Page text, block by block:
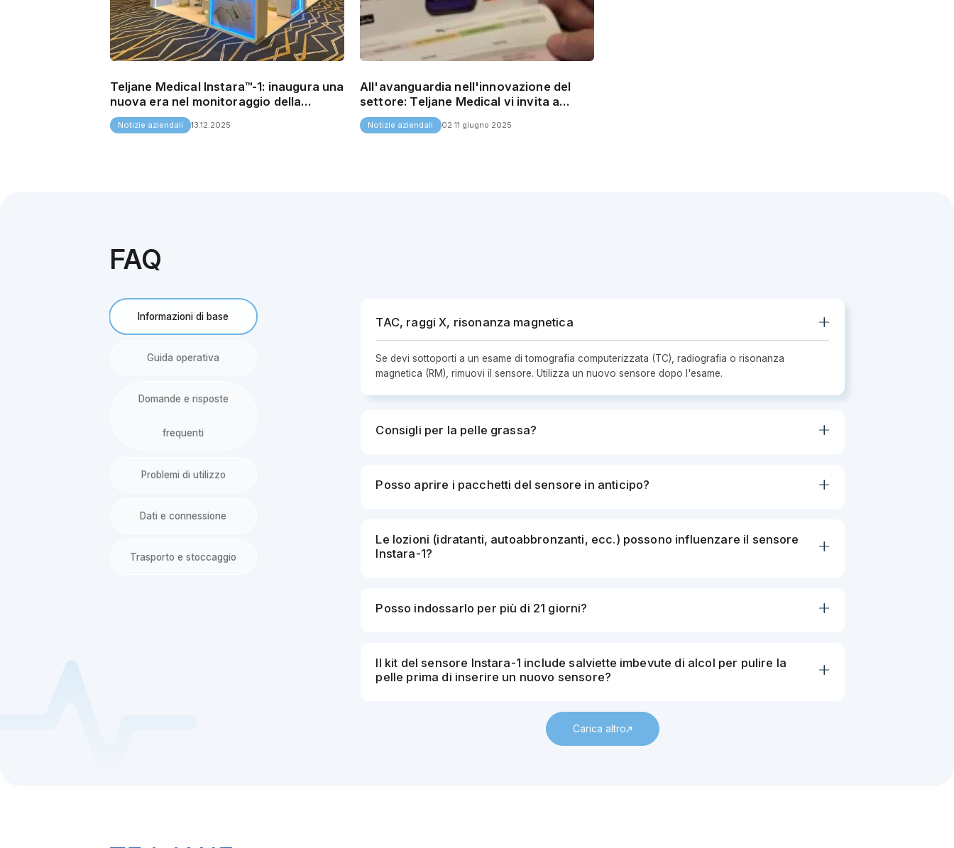
Teljane Medical Instara™-1: inaugura una
nuova era nel monitoraggio della
glicemia su tre settimane.
Notizie aziendali 13.12.2025
All'avanguardia nell'innovazione del
settore: Teljane Medical vi invita a
visitarci alla fiera ATTD-ASIA 2025.
Notizie aziendali 02 11 giugno 2025
FAQ
Informazioni di base
Guida operativa
Domande e risposte
frequenti
Problemi di utilizzo
Dati e connessione
Trasporto e stoccaggio
TAC, raggi X, risonanza magnetica
Se devi sottoporti a un esame di tomografia computerizzata (TC), radiografia o risonanza
magnetica (RM), rimuovi il sensore. Utilizza un nuovo sensore dopo l'esame.
Consigli per la pelle grassa?
Posso aprire i pacchetti del sensore in anticipo?
Le lozioni (idratanti, autoabbronzanti, ecc.) possono influenzare il sensore
Instara-1?
Posso indossarlo per più di 21 giorni?
Il kit del sensore Instara-1 include salviette imbevute di alcol per pulire la
pelle prima di inserire un nuovo sensore?
Carica altro